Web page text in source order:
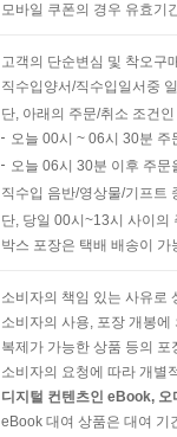
모바일 쿠폰의 경우 유효기
고객의 단순변심 및 착오구
직수입양서/직수입일서중
단, 아래의 주문/취소 조건
오늘 00시 ~ 06시 30분
오늘 06시 30분 이후 주
직수입 음반/영상물/기프트
단, 당일 00시~13시 사이의
박스 포장은 택배 배송이
소비자의 책임 있는 사유로
소비자의 사용, 포장 개봉
복제가 가능한 상품 등의
소비자의 요청에 따라 개별
디지털 컨텐츠인 eBook,
eBook 대여 상품은 대여 기